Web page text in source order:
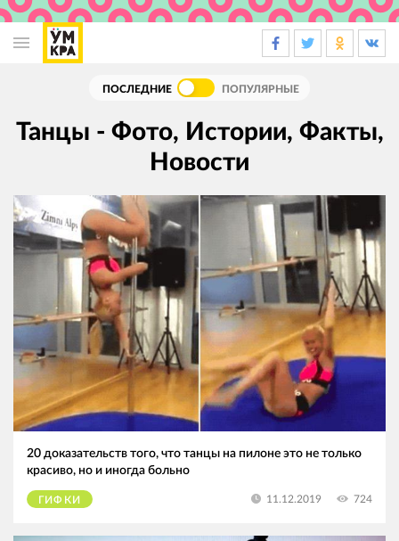
навигация
ПОСЛЕДНИЕ ПОПУЛЯРНЫЕ
Танцы - Фото, Истории, Факты,
Новости
20 доказательств того, что танцы на пилоне это не только
красиво, но и иногда больно
ГИФКИ 11.12.2019 724